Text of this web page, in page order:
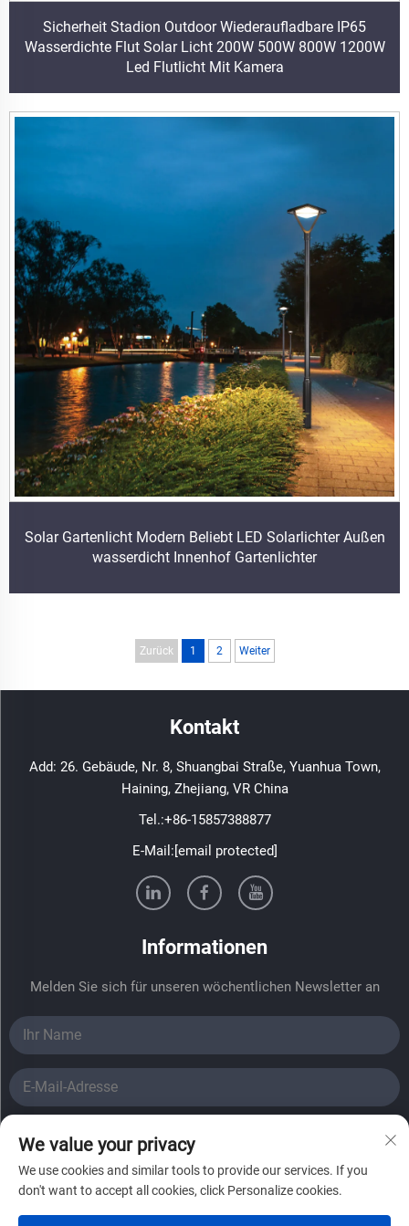
Sicherheit Stadion Outdoor Wiederaufladbare IP65
Wasserdichte Flut Solar Licht 200W 500W 800W 1200W
Led Flutlicht Mit Kamera
Solar Gartenlicht Modern Beliebt LED Solarlichter Außen
wasserdicht Innenhof Gartenlichter
Zurück 1 2 Weiter
Kontakt
Add: 26. Gebäude, Nr. 8, Shuangbai Straße, Yuanhua Town,
Haining, Zhejiang, VR China
Tel.:+86-15857388877
E-Mail:[email protected]
Informationen
Melden Sie sich für unseren wöchentlichen Newsletter an
Absenden
Urheberrechte © 2024 Haining Fadi Solar Energy Co., Ltd.
We value your privacy
We use cookies and similar tools to provide our services. If you
don't want to accept all cookies, click Personalize cookies.